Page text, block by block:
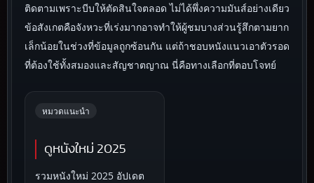
ติดตามเพราะบีบให้ตัดสินใจตลอด ไม่ได้พึ่งความมันส์อย่างเดียว
ข้อสังเกตคือจังหวะที่เร่งมากอาจทำให้ผู้ชมบางส่วนรู้สึกตามยาก
เล็กน้อยในช่วงที่ข้อมูลถูกซ้อนกัน แต่ถ้าชอบหนังแนวเอาตัวรอด
ที่ต้องใช้ทั้งสมองและสัญชาตญาณ นี่คือทางเลือกที่ตอบโจทย์
หมวดแนะนำ
ดูหนังใหม่ 2025
รวมหนังใหม่ 2025 อัปเดต